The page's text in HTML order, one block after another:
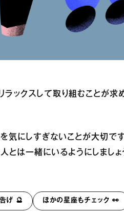
ックスして取り組むことが求
気にしすぎないことが大切です
は一緒にいるようにしましょ
げ 🔮 ほかの星座もチェック 👀